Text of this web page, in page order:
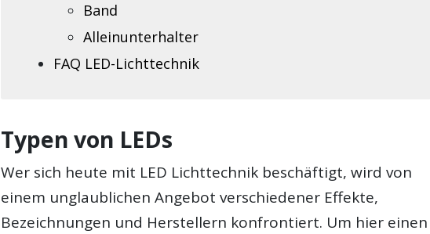
Band
Alleinunterhalter
FAQ LED-Lichttechnik
Typen von LEDs
Wer sich heute mit LED Lichttechnik beschäftigt, wird von
einem unglaublichen Angebot verschiedener Effekte,
Bezeichnungen und Herstellern konfrontiert. Um hier einen